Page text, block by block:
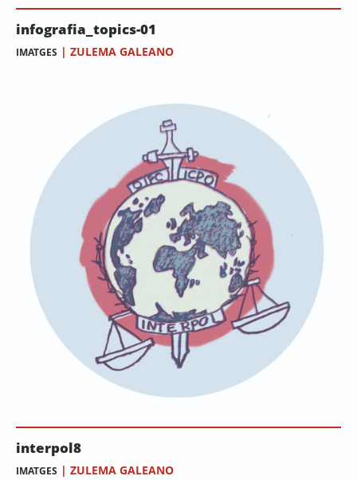
infografia_topics-01
IMATGES | ZULEMA GALEANO
interpol8
IMATGES | ZULEMA GALEANO